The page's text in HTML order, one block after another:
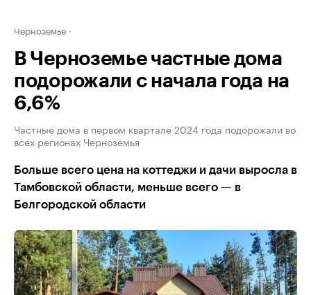
Черноземье
В Черноземье частные дома
подорожали с начала года на
6,6%
Частные дома в первом квартале 2024 года подорожали во
всех регионах Черноземья
Больше всего цена на коттеджи и дачи выросла в
Тамбовской области, меньше всего — в
Белгородской области